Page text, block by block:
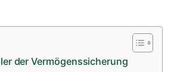
der Vermögenssicherung